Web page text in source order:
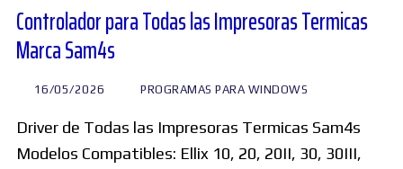
Controlador para Todas las Impresoras Termicas
Marca Sam4s
16/05/2026 PROGRAMAS PARA WINDOWS
Driver de Todas las Impresoras Termicas Sam4s
Modelos Compatibles: Ellix 10, 20, 20II, 30, 30III,